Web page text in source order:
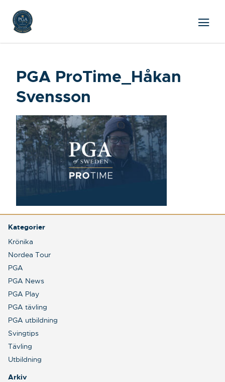
PGA ProTime_Håkan
Svensson
Kategorier
Krönika
Nordea Tour
PGA
PGA News
PGA Play
PGA tävling
PGA utbildning
Svingtips
Tävling
Utbildning
Arkiv